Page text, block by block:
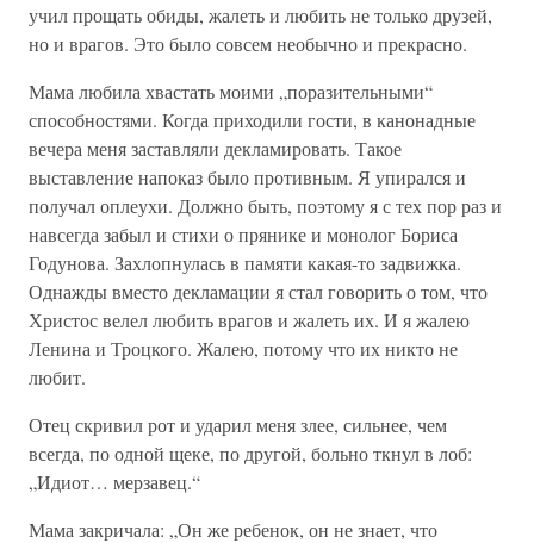
учил прощать обиды, жалеть и любить не только друзей,
но и врагов. Это было совсем необычно и прекрасно.
Мама любила хвастать моими „поразительными“
способностями. Когда приходили гости, в канонадные
вечера меня заставляли декламировать. Такое
выставление напоказ было противным. Я упирался и
получал оплеухи. Должно быть, поэтому я с тех пор раз и
навсегда забыл и стихи о прянике и монолог Бориса
Годунова. Захлопнулась в памяти какая-то задвижка.
Однажды вместо декламации я стал говорить о том, что
Христос велел любить врагов и жалеть их. И я жалею
Ленина и Троцкого. Жалею, потому что их никто не
любит.
Отец скривил рот и ударил меня злее, сильнее, чем
всегда, по одной щеке, по другой, больно ткнул в лоб:
„Идиот… мерзавец.“
Мама закричала: „Он же ребенок, он не знает, что